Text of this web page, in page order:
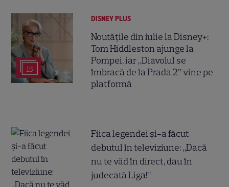
15
DISNEY PLUS
Noutățile din iulie la Disney+:
Tom Hiddleston ajunge la
Pompei, iar „Diavolul se
îmbracă de la Prada 2” vine pe
platformă
Fiica legendei și-a făcut
debutul în televiziune: „Dacă
nu te văd în direct, dau în
judecată Liga!”